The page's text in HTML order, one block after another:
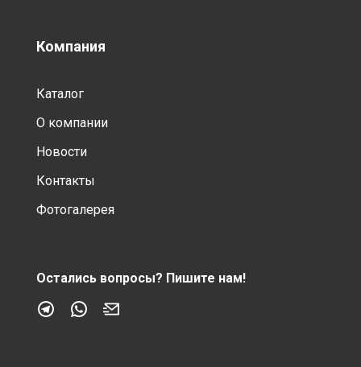
Компания
Каталог
О компании
Новости
Контакты
Фотогалерея
Остались вопросы? Пишите нам!